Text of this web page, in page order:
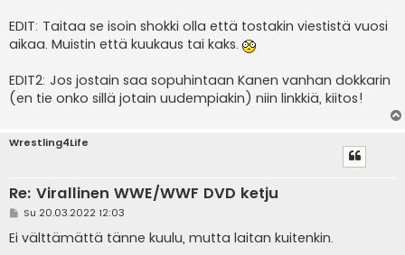
EDIT: Taitaa se isoin shokki olla että tostakin viestistä vuosi
aikaa. Muistin että kuukaus tai kaks.
EDIT2: Jos jostain saa sopuhintaan Kanen vanhan dokkarin
(en tie onko sillä jotain uudempiakin) niin linkkiä, kiitos!
Wrestling4Life
Re: Virallinen WWE/WWF DVD ketju
V
e
s
Su 20.03.2022 12:03
Ei välttämättä tänne kuulu, mutta laitan kuitenkin.